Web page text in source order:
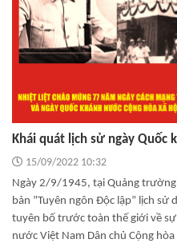
Khái quát lịch sử ngày Quốc
15/09/2022 10:32
Ngày 2/9/1945, tại Quảng
bản ”Tuyên ngôn Độc lập” lịch
tuyên bố trước toàn thế giới về
nước Việt Nam Dân chủ Cộng